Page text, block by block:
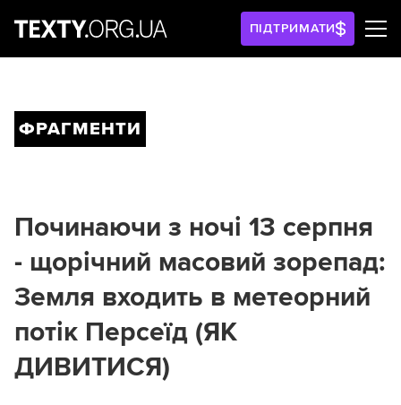
ПІДТРИМАТИ
ФРАГМЕНТИ
Починаючи з ночі 13 серпня
- щорічний масовий зорепад:
Земля входить в метеорний
потік Персеїд (ЯК
ДИВИТИСЯ)